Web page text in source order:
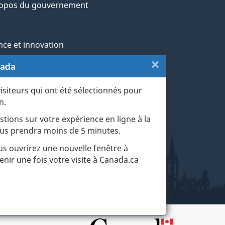
qui ont été sélectionnés pour
sur votre expérience en ligne à la
prendra moins de 5 minutes.
ouvrirez une nouvelle fenêtre à
une fois votre visite à Canada.ca
×
du gouvernement
et innovation
et militaires
les événements de la vie